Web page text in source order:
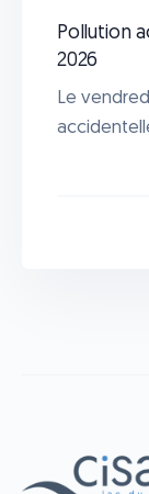
Pollution
2026
Le